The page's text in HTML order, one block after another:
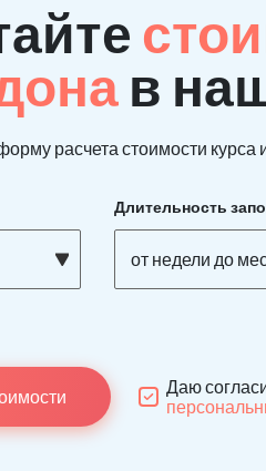
в
расчета стоимости
Длительность
от недели до
Даю